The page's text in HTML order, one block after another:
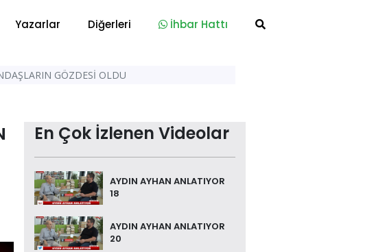
Yazarlar Diğerleri İhbar Hattı
GÖZDESİ OLDU
En Çok İzlenen Videolar
AYDIN AYHAN ANLATIYOR
18
AYDIN AYHAN ANLATIYOR
20